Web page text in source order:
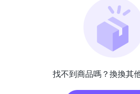
找不到商品嗎？換換其